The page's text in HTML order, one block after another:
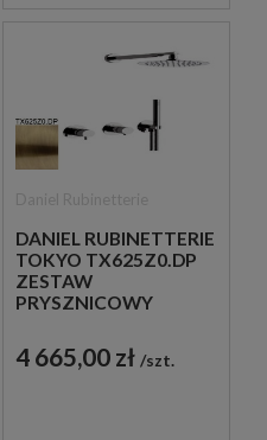
DANIEL RUBINETTERIE
TOKYO TX625Z0.DP
ZESTAW
PRYSZNICOWY
SZCZOTKOWANE
4 665,00 zł szt.